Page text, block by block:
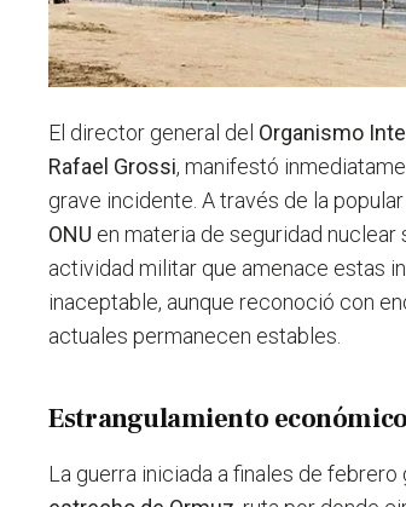
El director general del Organismo
Rafael Grossi, manifestó
grave incidente. A través de la
ONU en materia de seguridad
actividad militar que amenace estas
inaceptable, aunque reconoció con
actuales permanecen estables.
Estrangulamiento
La guerra iniciada a finales de